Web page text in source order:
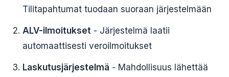
Tilitapahtumat tuodaan suoraan järjestelmään
ALV-ilmoitukset - Järjestelmä laatii
automaattisesti veroilmoitukset
Laskutusjärjestelmä - Mahdollisuus lähettää